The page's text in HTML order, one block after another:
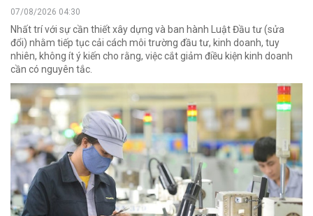
07/08/2026 04:30
Nhất trí với sự cần thiết xây dựng và ban hành Luật Đầu tư (sửa
đổi) nhằm tiếp tục cải cách môi trường đầu tư, kinh doanh, tuy
nhiên, không ít ý kiến cho rằng, việc cắt giảm điều kiện kinh doanh
cần có nguyên tắc.